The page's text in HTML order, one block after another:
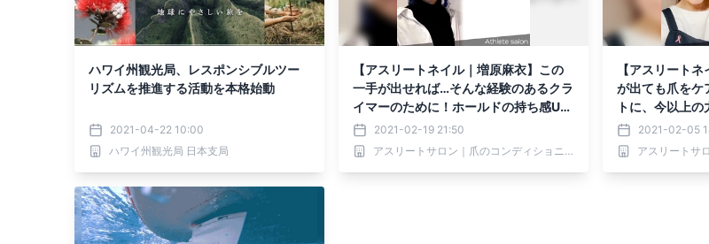
ハワイ州観光局、レスポンシブルツー
リズムを推進する活動を本格始動
2021-04-22 10:00
ハワイ州観光局 日本支局
【アスリートネイル｜増原麻衣】この
一手が出せれば…そんな経験のあるクラ
イマーのために！ホールドの持ち感UP
で課題回収のお手伝い！
2021-02-19 21:50
アスリートサロン｜爪のコンディショニング専門メディア
【アスリート
が出ても爪をケ
トに、今以上
メンテナンスを
2021-02-05